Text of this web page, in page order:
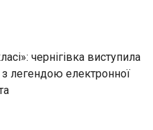
чернігівка виступила
з легендою електронної